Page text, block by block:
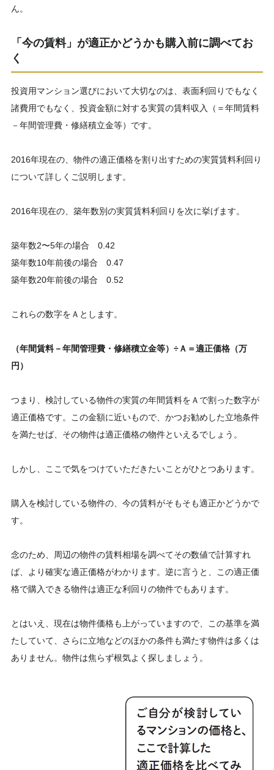
ん。
「今の賃料」が適正かどうかも購入前に調べてお
く
投資用マンション選びにおいて大切なのは、表面利回りでもなく
諸費用でもなく、投資金額に対する実質の賃料収入（＝年間賃料
－年間管理費・修繕積立金等）です。
2016年現在の、物件の適正価格を割り出すための実質賃料利回り
について詳しくご説明します。
2016年現在の、築年数別の実質賃料利回りを次に挙げます。
築年数2〜5年の場合 0.42
築年数10年前後の場合 0.47
築年数20年前後の場合 0.52
これらの数字をＡとします。
（年間賃料－年間管理費・修繕積立金等）÷Ａ＝適正価格（万
円）
つまり、検討している物件の実質の年間賃料をＡで割った数字が
適正価格です。この金額に近いもので、かつお勧めした立地条件
を満たせば、その物件は適正価格の物件といえるでしょう。
しかし、ここで気をつけていただきたいことがひとつあります。
購入を検討している物件の、今の賃料がそもそも適正かどうかで
す。
念のため、周辺の物件の賃料相場を調べてその数値で計算すれ
ば、より確実な適正価格がわかります。逆に言うと、この適正価
格で購入できる物件は適正な利回りの物件でもあります。
とはいえ、現在は物件価格も上がっていますので、この基準を満
たしていて、さらに立地などのほかの条件も満たす物件は多くは
ありません。物件は焦らず根気よく探しましょう。